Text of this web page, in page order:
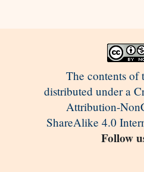
The contents of
distributed under a
Attribution-
ShareAlike 4.0
Follow